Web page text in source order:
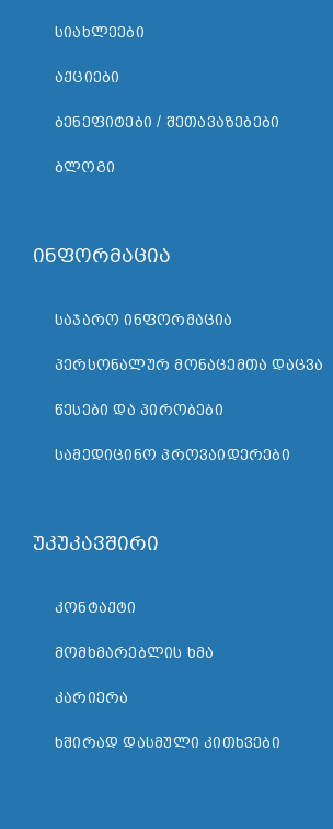
ᲡᲘᲐᲮᲚᲔᲔᲑᲘ
ᲐᲥᲪᲘᲔᲑᲘ
ᲑᲔᲜᲔᲤᲘᲢᲔᲑᲘ / ᲨᲔᲗᲐᲕᲐᲖᲔᲑᲔᲑᲘ
ᲑᲚᲝᲒᲘ
ინფორმაცია
ᲡᲐᲯᲐᲠᲝ ᲘᲜᲤᲝᲠᲛᲐᲪᲘᲐ
ᲞᲔᲠᲡᲝᲜᲐᲚᲣᲠ ᲛᲝᲜᲐᲪᲔᲛᲗᲐ ᲓᲐᲪᲕᲐ
ᲬᲔᲡᲔᲑᲘ ᲓᲐ ᲞᲘᲠᲝᲑᲔᲑᲘ
ᲡᲐᲛᲔᲓᲘᲪᲘᲜᲝ ᲞᲠᲝᲕᲐᲘᲓᲔᲠᲔᲑᲘ
უკუკავშირი
ᲙᲝᲜᲢᲐᲥᲢᲘ
ᲛᲝᲛᲮᲛᲐᲠᲔᲑᲚᲘᲡ ᲮᲛᲐ
ᲙᲐᲠᲘᲔᲠᲐ
ᲮᲨᲘᲠᲐᲓ ᲓᲐᲡᲛᲣᲚᲘ ᲙᲘᲗᲮᲕᲔᲑᲘ